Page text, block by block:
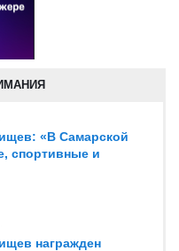
«В Самарской
спортивные и
награжден